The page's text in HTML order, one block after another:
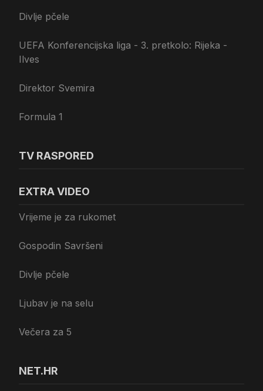
Divlje pčele
UEFA Konferencijska liga - 3. pretkolo: Rijeka -
Ilves
Direktor Svemira
Formula 1
TV RASPORED
EXTRA VIDEO
Vrijeme je za rukomet
Gospodin Savršeni
Divlje pčele
Ljubav je na selu
Večera za 5
NET.HR